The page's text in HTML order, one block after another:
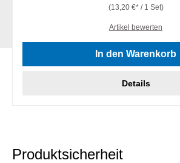
(13,20 €* / 1 Set)
Artikel bewerten
In den Warenkorb
Details
Produktsicherheit